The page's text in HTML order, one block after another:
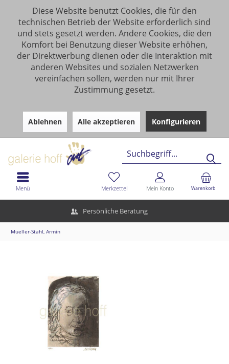
Diese Website benutzt Cookies, die für den
technischen Betrieb der Website erforderlich sind
und stets gesetzt werden. Andere Cookies, die den
Komfort bei Benutzung dieser Website erhöhen,
der Direktwerbung dienen oder die Interaktion mit
anderen Websites und sozialen Netzwerken
vereinfachen sollen, werden nur mit Ihrer
Zustimmung gesetzt.
Ablehnen Alle akzeptieren Konfigurieren
Persönliche Beratung
Warenkorb
Merkzettel Mein Konto
Menü
Mueller-Stahl, Armin